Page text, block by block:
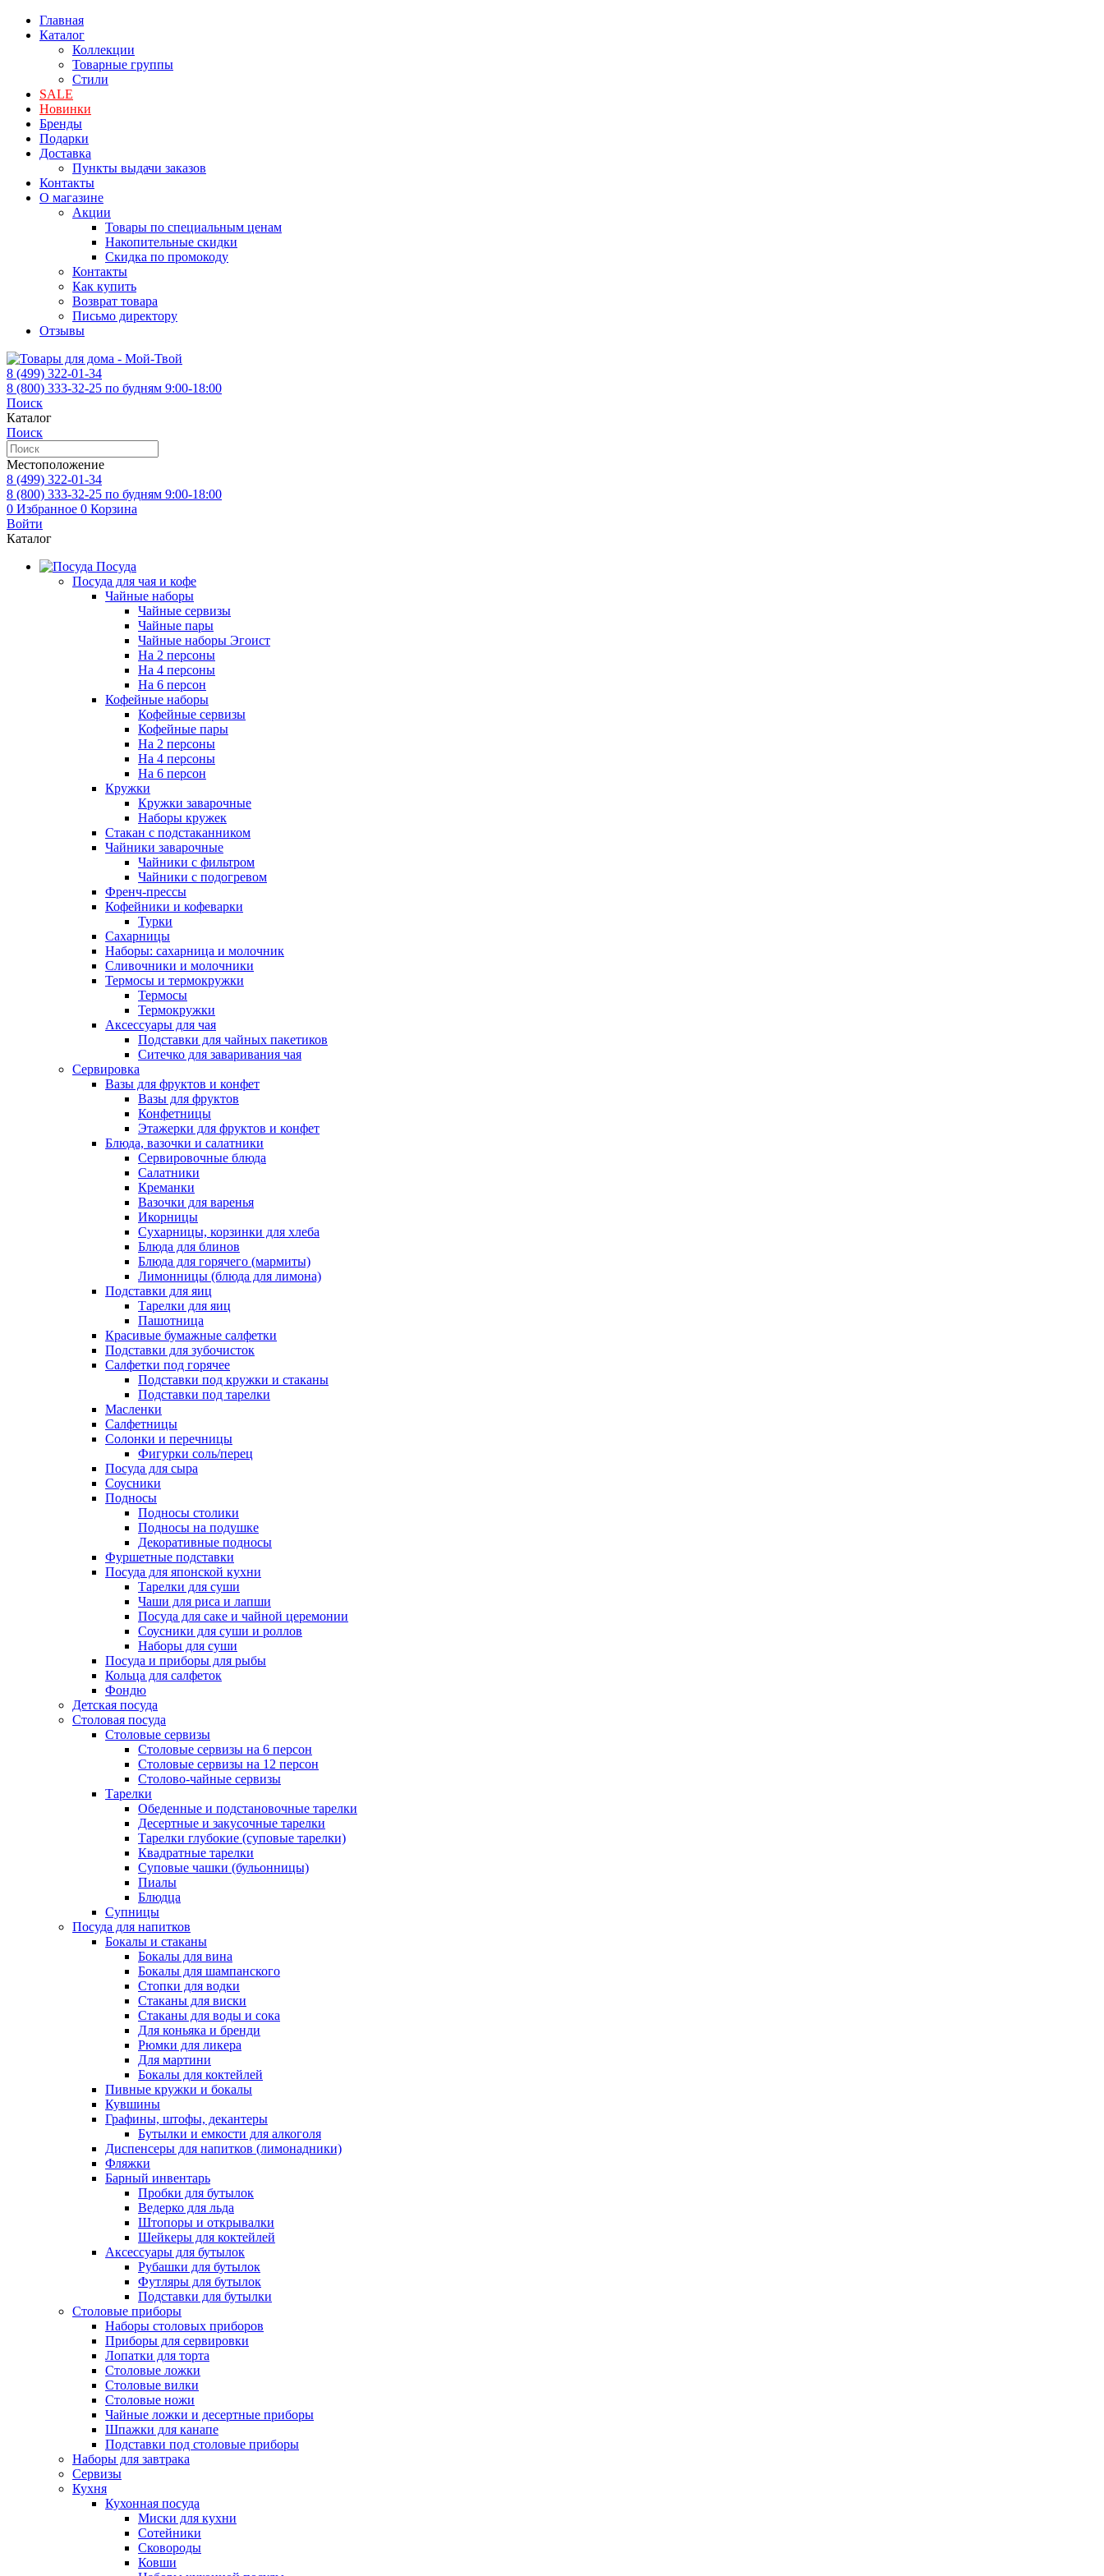
Главная
Каталог
Коллекции
Товарные группы
Стили
SALE
Новинки
Бренды
Подарки
Доставка
Пункты выдачи заказов
Контакты
О магазине
Акции
Товары по специальным ценам
Накопительные скидки
Скидка по промокоду
Контакты
Как купить
Возврат товара
Письмо директору
Отзывы
8 (499) 322-01-34
8 (800) 333-32-25 по будням 9:00-18:00
Поиск
Каталог
Поиск
Местоположение
8 (499) 322-01-34
8 (800) 333-32-25 по будням 9:00-18:00
0 Избранное 0 Корзина
Войти
Каталог
Посуда
Посуда для чая и кофе
Чайные наборы
Чайные сервизы
Чайные пары
Чайные наборы Эгоист
На 2 персоны
На 4 персоны
На 6 персон
Кофейные наборы
Кофейные сервизы
Кофейные пары
На 2 персоны
На 4 персоны
На 6 персон
Кружки
Кружки заварочные
Наборы кружек
Стакан с подстаканником
Чайники заварочные
Чайники с фильтром
Чайники с подогревом
Френч-прессы
Кофейники и кофеварки
Турки
Сахарницы
Наборы: сахарница и молочник
Сливочники и молочники
Термосы и термокружки
Термосы
Термокружки
Аксессуары для чая
Подставки для чайных пакетиков
Ситечко для заваривания чая
Сервировка
Вазы для фруктов и конфет
Вазы для фруктов
Конфетницы
Этажерки для фруктов и конфет
Блюда, вазочки и салатники
Сервировочные блюда
Салатники
Креманки
Вазочки для варенья
Икорницы
Сухарницы, корзинки для хлеба
Блюда для блинов
Блюда для горячего (мармиты)
Лимонницы (блюда для лимона)
Подставки для яиц
Тарелки для яиц
Пашотница
Красивые бумажные салфетки
Подставки для зубочисток
Салфетки под горячее
Подставки под кружки и стаканы
Подставки под тарелки
Масленки
Салфетницы
Солонки и перечницы
Фигурки соль/перец
Посуда для сыра
Соусники
Подносы
Подносы столики
Подносы на подушке
Декоративные подносы
Фуршетные подставки
Посуда для японской кухни
Тарелки для суши
Чаши для риса и лапши
Посуда для саке и чайной церемонии
Соусники для суши и роллов
Наборы для суши
Посуда и приборы для рыбы
Кольца для салфеток
Фондю
Детская посуда
Столовая посуда
Столовые сервизы
Столовые сервизы на 6 персон
Столовые сервизы на 12 персон
Столово-чайные сервизы
Тарелки
Обеденные и подстановочные тарелки
Десертные и закусочные тарелки
Тарелки глубокие (суповые тарелки)
Квадратные тарелки
Суповые чашки (бульонницы)
Пиалы
Блюдца
Супницы
Посуда для напитков
Бокалы и стаканы
Бокалы для вина
Бокалы для шампанского
Стопки для водки
Стаканы для виски
Стаканы для воды и сока
Для коньяка и бренди
Рюмки для ликера
Для мартини
Бокалы для коктейлей
Пивные кружки и бокалы
Кувшины
Графины, штофы, декантеры
Бутылки и емкости для алкоголя
Диспенсеры для напитков (лимонадники)
Фляжки
Барный инвентарь
Пробки для бутылок
Ведерко для льда
Штопоры и открывалки
Шейкеры для коктейлей
Аксессуары для бутылок
Рубашки для бутылок
Футляры для бутылок
Подставки для бутылки
Столовые приборы
Наборы столовых приборов
Приборы для сервировки
Лопатки для торта
Столовые ложки
Столовые вилки
Столовые ножи
Чайные ложки и десертные приборы
Шпажки для канапе
Подставки под столовые приборы
Наборы для завтрака
Сервизы
Кухня
Кухонная посуда
Миски для кухни
Сотейники
Сковороды
Ковши